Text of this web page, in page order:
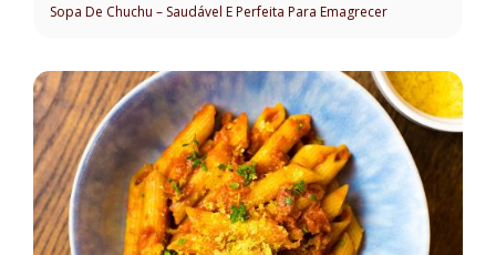
Sopa De Chuchu – Saudável E Perfeita Para Emagrecer